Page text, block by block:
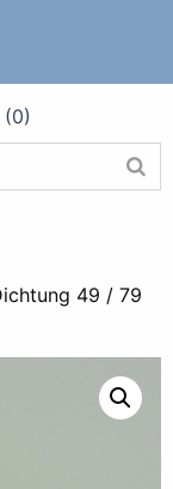
(0)
49 / 79